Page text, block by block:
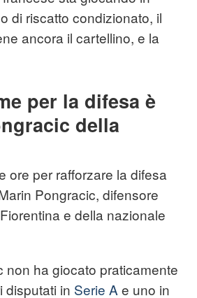
di riscatto condizionato, il
ancora il cartellino, e la
per la difesa è
della
ore per rafforzare la difesa
Pongracic, difensore
e della nazionale
non ha giocato praticamente
disputati in Serie A e uno in